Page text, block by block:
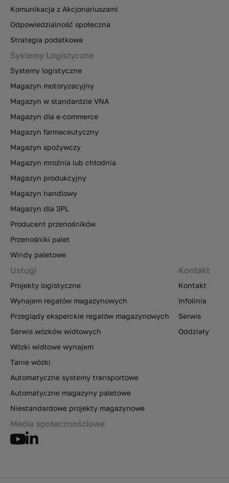
Komunikacja z Akcjonariuszami
Odpowiedzialność społeczna
Strategia podatkowa
Systemy Logistyczne
Systemy logistyczne
Magazyn motoryzacyjny
Magazyn w standardzie VNA
Magazyn dla e-commerce
Magazyn farmaceutyczny
Magazyn spożywczy
Magazyn mroźnia lub chłodnia
Magazyn produkcyjny
Magazyn handlowy
Magazyn dla 3PL
Producent przenośników
Przenośniki palet
Windy paletowe
Usługi
Projekty logistyczne
Wynajem regałów magazynowych
Przeglądy eksperckie regałów magazynowych
Serwis wózków widłowych
Wózki widłowe wynajem
Tanie wózki
Automatyczne systemy transportowe
Automatyczne magazyny paletowe
Niestandardowe projekty magazynowe
Kontakt
Kontakt
Infolinia
Serwis
Oddziały
Media społecznościowe